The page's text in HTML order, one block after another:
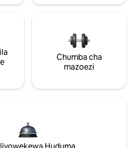
Chumba cha
mazoezi